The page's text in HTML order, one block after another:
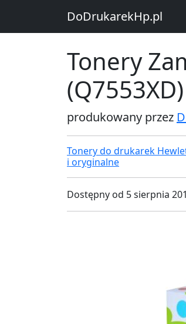
DoDrukarekHp.pl
Tonery
produkowany przez
Tonery do drukarek
i oryginalne
Dostępny od 5 sierpnia